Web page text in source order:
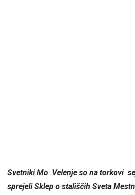
Svetniki Mo Velenje so na torkovi
sprejeli Sklep o stališčih Sveta